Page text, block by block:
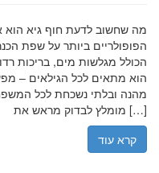
מה שחשוב לדעת חוף גיא הוא
הפופולריים ביותר על שפת
הכולל מגלשות מים, בריכות
הוא מתאים לכל הגילאים –
מהנה ובלתי נשכחת לכל
מומלץ לבדוק מראש את […]
קרא עוד